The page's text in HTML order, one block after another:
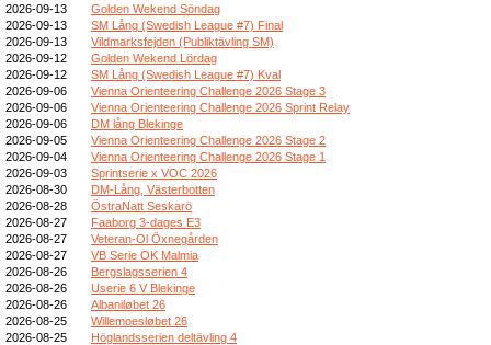
2026-09-13
Golden Wekend Söndag
2026-09-13
SM Lång (Swedish League #7) Final
2026-09-13
Vildmarksfejden (Publiktävling SM)
2026-09-12
Golden Wekend Lördag
2026-09-12
SM Lång (Swedish League #7) Kval
2026-09-06
Vienna Orienteering Challenge 2026 Stage 3
2026-09-06
Vienna Orienteering Challenge 2026 Sprint Relay
2026-09-06
DM lång Blekinge
2026-09-05
Vienna Orienteering Challenge 2026 Stage 2
2026-09-04
Vienna Orienteering Challenge 2026 Stage 1
2026-09-03
Sprintserie x VOC 2026
2026-08-30
DM-Lång, Västerbotten
2026-08-28
ÖstraNatt Seskarö
2026-08-27
Faaborg 3-dages E3
2026-08-27
Veteran-Ol Öxnegården
2026-08-27
VB Serie OK Malmia
2026-08-26
Bergslagsserien 4
2026-08-26
Userie 6 V Blekinge
2026-08-26
Albaniløbet 26
2026-08-25
Willemoesløbet 26
2026-08-25
Höglandsserien deltävling 4